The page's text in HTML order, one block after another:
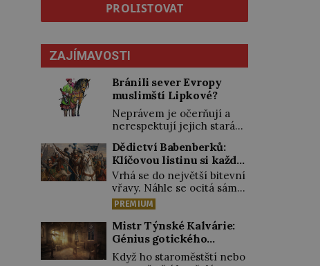
PROLISTOVAT
ZAJÍMAVOSTI
Bránili sever Evropy
muslimští Lipkové?
Neprávem je očerňují a
nerespektují jejich stará
přestali vyplácet
dohodnutý žold! Lipkové
proti těmto „podrazům“
hlasitě protestují, jenže
spravedlnosti nedosáhnou.
Proto se rozhodnou
vypovědět polské koruně
poslušnost a přeběhnou k
Osmanům! V Litvě se na
počátku 15. století usazují
Dědictví Babenberků:
Klíčovou listinu si každý
vykládal po svém
Vrhá se do největší bitevní
vřavy. Náhle se ocitá sám
uprostřed nepřátel. Nikdo
z jeho věrných si toho ani
nepovšiml. Rakouský
vévoda Fridrich II. padne
15. června 1246 při střetu s
Uhry na Litavě. „Tvrdý
PREMIUM
Mistr Týnské Kalvárie:
Génius gotického
řezbářství působil v
Když ho staroměstští nebo